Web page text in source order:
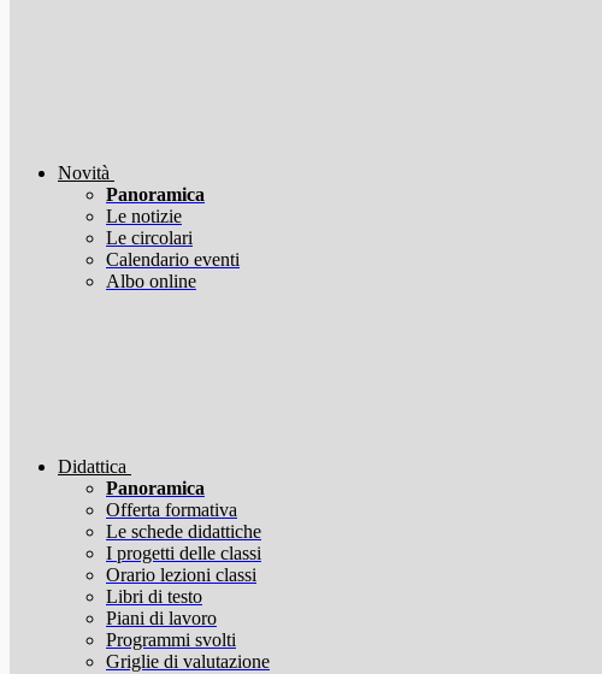
Novità
Panoramica
Le notizie
Le circolari
Calendario eventi
Albo online
Didattica
Panoramica
Offerta formativa
Le schede didattiche
I progetti delle classi
Orario lezioni classi
Libri di testo
Piani di lavoro
Programmi svolti
Griglie di valutazione